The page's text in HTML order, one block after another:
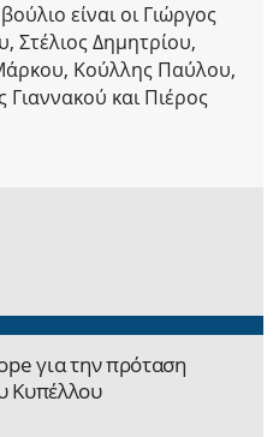
είναι οι Γιώργος
Στέλιος Δημητρίου,
Κούλλης Παύλου,
και Πιέρος
για την πρόταση
Κυπέλλου